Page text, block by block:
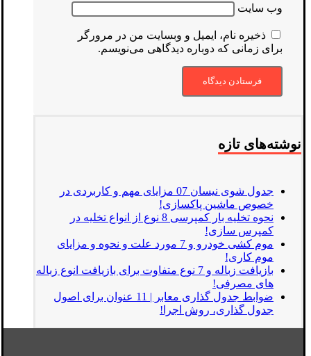
وب‌ سایت
ذخیره نام، ایمیل و وبسایت من در مرورگر
برای زمانی که دوباره دیدگاهی می‌نویسم.
نوشته‌های تازه
جدول شوی نیسان 07 مزایای مهم و کاربردی در
خصوص ماشین پاکسازی!
نحوه تخلیه بار کمپرسی 8 نوع از انواع تخلیه در
کمپرس سازی!
موم کشی خودرو و 7 مورد علت و نحوه و مزایای
موم کاری!
بازیافت زباله و 7 نوع متفاوت برای بازیافت انوع زباله
های مصرفی!
ضوابط جدول گذاری معابر | 11 عنوان برای اصول
جدول گذاری، روش اجرا!